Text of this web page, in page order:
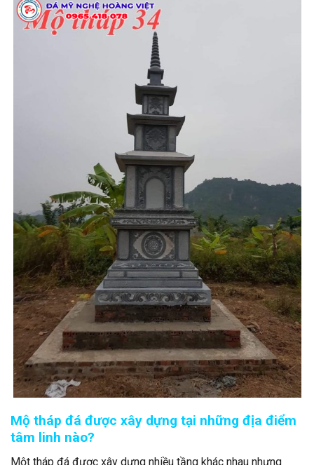
Mộ tháp đá được xây dựng tại những địa điểm
tâm linh nào?
Một tháp đá được xây dựng nhiều tầng khác nhau nhưng